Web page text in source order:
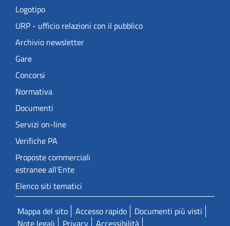
Logotipo
URP - ufficio relazioni con il pubblico
Archivio newsletter
Gare
Concorsi
Normativa
Documenti
Servizi on-line
Verifiche PA
Proposte commerciali
estranee all'Ente
Elenco siti tematici
Mappa del sito Accesso rapido
Documenti più visti